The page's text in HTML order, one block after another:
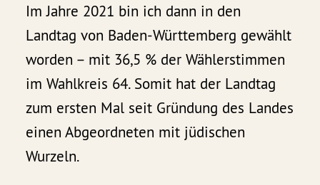
Im Jahre 2021 bin ich dann in den
Landtag von Baden-Württemberg gewählt
worden – mit 36,5 % der Wählerstimmen
im Wahlkreis 64. Somit hat der Landtag
zum ersten Mal seit Gründung des Landes
einen Abgeordneten mit jüdischen
Wurzeln.